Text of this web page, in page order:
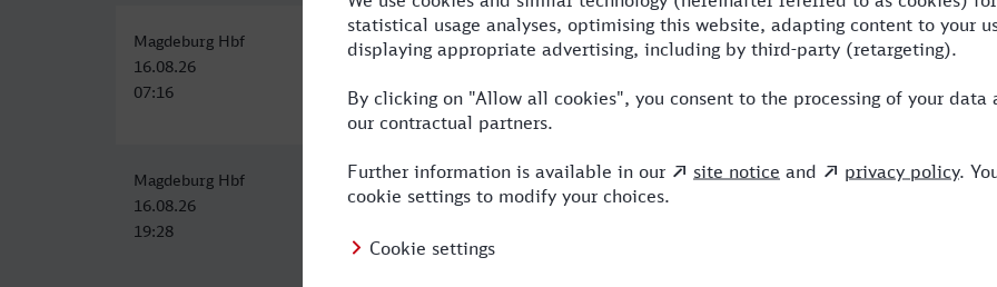
Magdeburg Hbf
16.08.26
07:16
Amsterdam Centraal
15:29
8:13 RB,ICE
Magdeburg Hbf
16.08.26
19:28
Amsterdam Centraal
17.08.26
14:04 2 RB,ICE